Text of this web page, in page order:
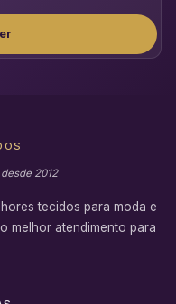
2012
tecidos para moda e
melhor atendimento para